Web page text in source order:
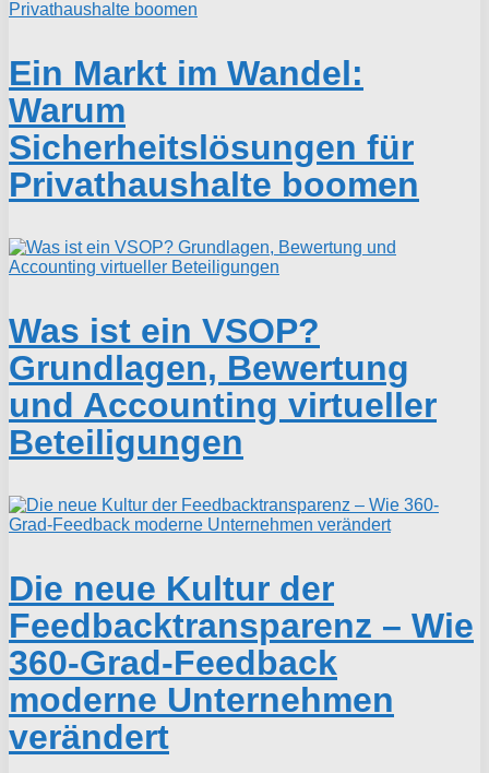
Ein Markt im Wandel:
Warum
Sicherheitslösungen für
Privathaushalte boomen
Was ist ein VSOP?
Grundlagen, Bewertung
und Accounting virtueller
Beteiligungen
Die neue Kultur der
Feedbacktransparenz – Wie
360-Grad-Feedback
moderne Unternehmen
verändert